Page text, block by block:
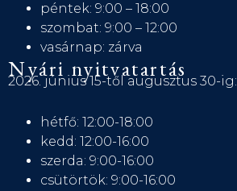
péntek: 9:00 – 18:00
szombat: 9:00 – 12:00
vasárnap: zárva
Nyári nyitvatartás
2026. június 15-től augusztus 30-ig:
hétfő: 12:00-18:00
kedd: 12:00-16:00
szerda: 9:00-16:00
csütörtök: 9:00-16:00